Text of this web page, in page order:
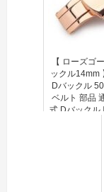
【 ローズゴ
ックル14mm
Dバックル
ベルト 部品
式 Dバックル
クル バック